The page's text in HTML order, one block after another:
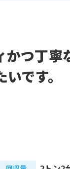
かつ丁寧
です。